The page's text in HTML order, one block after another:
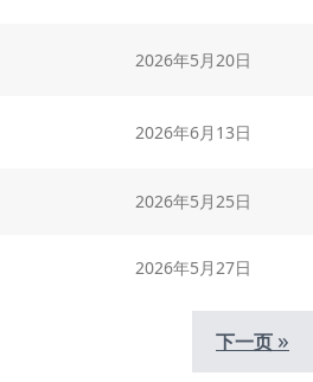
2026年5月20日
2026年6月13日
2026年5月25日
2026年5月27日
下一页 »